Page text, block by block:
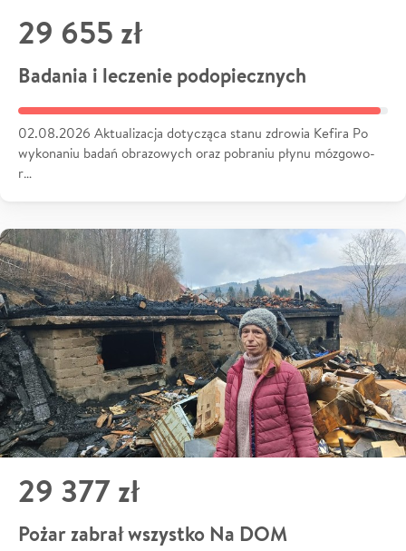
29 655 zł
Badania i leczenie podopiecznych
02.08.2026 Aktualizacja dotycząca stanu zdrowia Kefira Po
wykonaniu badań obrazowych oraz pobraniu płynu mózgowo-
r…
29 377 zł
Pożar zabrał wszystko Na DOM